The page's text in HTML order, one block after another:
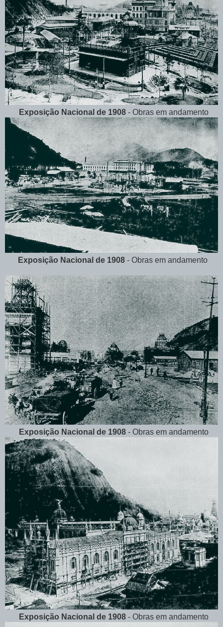
Exposição Nacional de 1908 - Obras em andamento
Exposição Nacional de 1908 - Obras em andamento
Exposição Nacional de 1908 - Obras em andamento
Exposição Nacional de 1908 - Obras em andamento